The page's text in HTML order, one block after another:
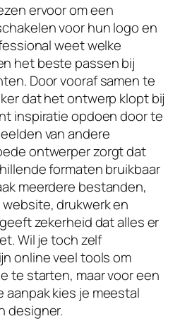
ervoor om een
voor hun logo en
weet welke
het beste passen bij
Door vooraf samen te
dat het ontwerp klopt bij
inspiratie opdoen door te
van andere
ontwerper zorgt dat
formaten bruikbaar
meerdere bestanden,
drukwerk en
zekerheid dat alles er
Wil je toch zelf
online veel tools om
te starten, maar voor een
kies je meestal
designer.